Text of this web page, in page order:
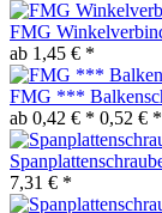
FMG
ab 1,45 € *
FMG ***
ab 0,42 € * 0,52 € *
7,31 € *